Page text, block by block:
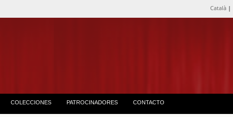
Català |
COLECCIONES PATROCINADORES CONTACTO